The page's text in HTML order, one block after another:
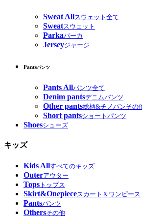
Sweat Allスウェット全て
Sweatスウェット
Parkaパーカ
Jerseyジャージ
Pantsパンツ
Pants Allパンツ全て
Denim pantsデニムパンツ
Other pants総柄&チノパンその
Short pantsショートパンツ
Shoesシューズ
キッズ
Kids Allすべてのキッズ
Outerアウター
Tops トップス
Skirt&Onepieceスカート＆ワンピース
Pantsパンツ
Othersその他